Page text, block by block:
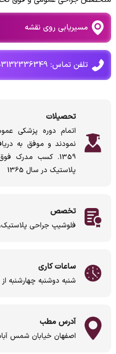
مسیریابی روی نقشه
تلفن تماس: 03132336349
تحصیلات
نمودند و موفق به
1359. کسب مدرک
پلاستیک در سال 1365
تخصص
فلوشیپ جراحی
ساعات کاری
شنبه دوشنبه چهارشنبه از 3 تا 6 عصر
آدرس مطب
اصفهان خیابان شمس